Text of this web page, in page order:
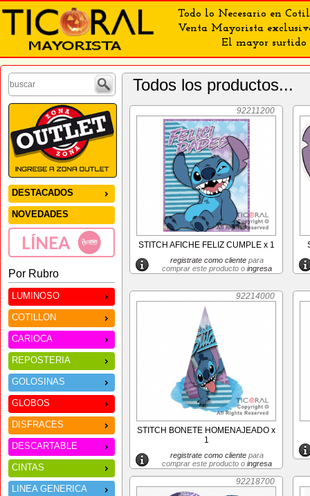
Todo lo Necesario en
Venta Mayorista
El mayor surtido
DESTACADOS
NOVEDADES
Por Rubro
LUMINOSO
COTILLON
CARIOCA
REPOSTERIA
GOLOSINAS
GLOBOS
DISFRACES
DESCARTABLE
CINTAS
LINEA GENERICA
Todos los productos...
92211200
STITCH AFICHE FELIZ CUMPLE x 1
registrate como clientepara
comprar este producto o ingresa
92214000
STITCH BONETE HOMENAJEADO x
1
registrate como clientepara
comprar este producto o ingresa
92218700